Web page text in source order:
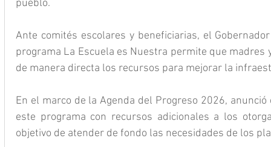
pueblo.
Ante comités escolares y beneficiarias, el
programa La Escuela es Nuestra permite que
de manera directa los recursos para mejorar la
En el marco de la Agenda del Progreso 2026,
este programa con recursos adicionales a los
objetivo de atender de fondo las necesidades de los